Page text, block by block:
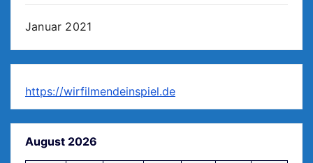
Januar 2021
https://wirfilmendeinspiel.de
August 2026